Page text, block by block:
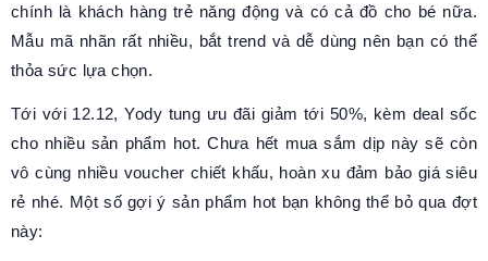
chính là khách hàng trẻ năng động và có cả đồ cho bé nữa.
Mẫu mã nhãn rất nhiều, bắt trend và dễ dùng nên bạn có thể
thỏa sức lựa chọn.
Tới với 12.12, Yody tung ưu đãi giảm tới 50%, kèm deal sốc
cho nhiều sản phẩm hot. Chưa hết mua sắm dịp này sẽ còn
vô cùng nhiều voucher chiết khấu, hoàn xu đảm bảo giá siêu
rẻ nhé. Một số gợi ý sản phẩm hot bạn không thể bỏ qua đợt
này: